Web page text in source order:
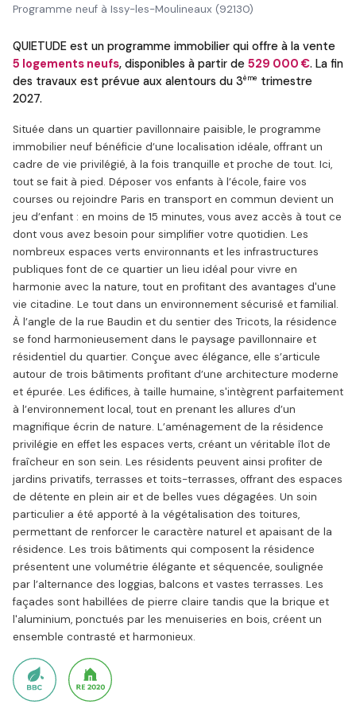
Programme neuf à Issy-les-Moulineaux (92130)
QUIETUDE est un programme immobilier qui offre à la vente
5 logements neufs, disponibles à partir de 529 000 €. La fin
des travaux est prévue aux alentours du 3ème trimestre
2027.
Située dans un quartier pavillonnaire paisible, le programme
immobilier neuf bénéficie d’une localisation idéale, offrant un
cadre de vie privilégié, à la fois tranquille et proche de tout. Ici,
tout se fait à pied. Déposer vos enfants à l’école, faire vos
courses ou rejoindre Paris en transport en commun devient un
jeu d’enfant : en moins de 15 minutes, vous avez accès à tout ce
dont vous avez besoin pour simplifier votre quotidien. Les
nombreux espaces verts environnants et les infrastructures
publiques font de ce quartier un lieu idéal pour vivre en
harmonie avec la nature, tout en profitant des avantages d'une
vie citadine. Le tout dans un environnement sécurisé et familial.
À l’angle de la rue Baudin et du sentier des Tricots, la résidence
se fond harmonieusement dans le paysage pavillonnaire et
résidentiel du quartier. Conçue avec élégance, elle s’articule
autour de trois bâtiments profitant d’une architecture moderne
et épurée. Les édifices, à taille humaine, s'intègrent parfaitement
à l’environnement local, tout en prenant les allures d’un
magnifique écrin de nature. L’aménagement de la résidence
privilégie en effet les espaces verts, créant un véritable îlot de
fraîcheur en son sein. Les résidents peuvent ainsi profiter de
jardins privatifs, terrasses et toits-terrasses, offrant des espaces
de détente en plein air et de belles vues dégagées. Un soin
particulier a été apporté à la végétalisation des toitures,
permettant de renforcer le caractère naturel et apaisant de la
résidence. Les trois bâtiments qui composent la résidence
présentent une volumétrie élégante et séquencée, soulignée
par l’alternance des loggias, balcons et vastes terrasses. Les
façades sont habillées de pierre claire tandis que la brique et
l'aluminium, ponctués par les menuiseries en bois, créent un
ensemble contrasté et harmonieux.